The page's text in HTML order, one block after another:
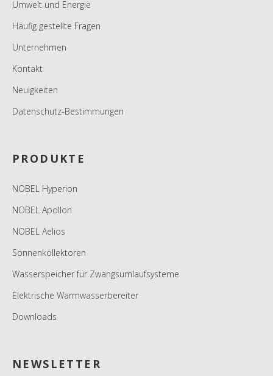
Umwelt und Energie
Häufig gestellte Fragen
Unternehmen
Kontakt
Neuigkeiten
Datenschutz-Bestimmungen
PRODUKTE
NOBEL Hyperion
NOBEL Apollon
NOBEL Aelios
Sonnenkollektoren
Wasserspeicher für Zwangsumlaufsysteme
Elektrische Warmwasserbereiter
Downloads
NEWSLETTER